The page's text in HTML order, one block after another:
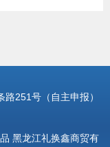
251号（自主申报）
黑龙江礼换鑫商贸有